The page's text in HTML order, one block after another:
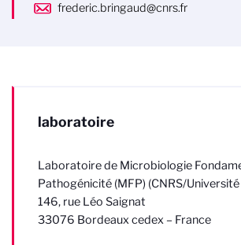
frederic.bringaud@cnrs.fr
laboratoire
Laboratoire de Microbiologie
Pathogénicité (MFP) (CNRS/
146, rue Léo Saignat
33076 Bordeaux cedex – France